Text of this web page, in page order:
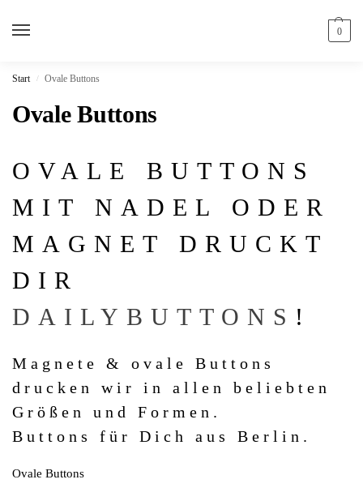
0
Start / Ovale Buttons
Ovale Buttons
OVALE BUTTONS
MIT NADEL ODER
MAGNET DRUCKT
DIR
DAILYBUTTONS !
Magnete & ovale Buttons
drucken wir in allen beliebten
Größen und Formen.
Buttons für Dich aus Berlin.
Ovale Buttons